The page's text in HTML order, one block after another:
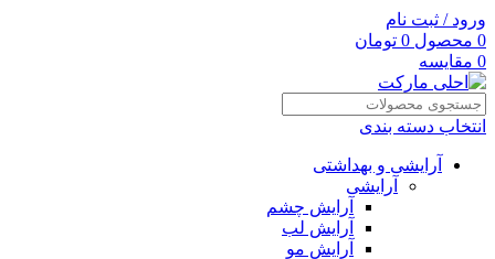
ورود / ثبت نام
0 محصول 0 تومان
0 مقایسه
انتخاب دسته بندی
آرایشی و بهداشتی
آرایشی
آرایش چشم
آرایش لب
آرایش مو